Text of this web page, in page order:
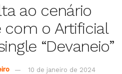
ao cenário
com o Artificial
“Devaneio”
10 de janeiro de 2024